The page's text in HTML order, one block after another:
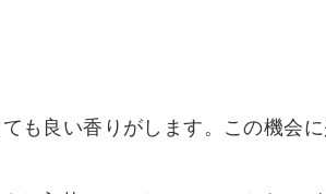
も良い香りがします。この機会